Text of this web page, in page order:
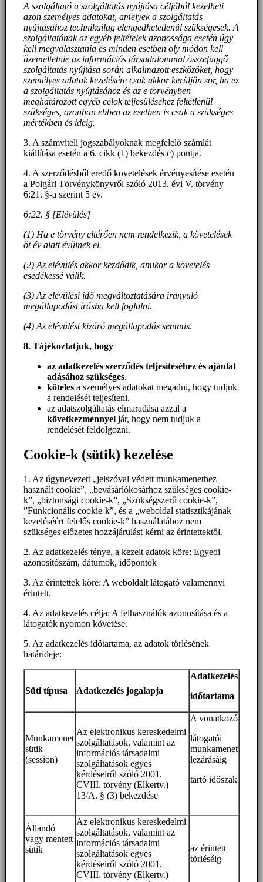
A szolgáltató a szolgáltatás nyújtása céljából kezelheti
azon személyes adatokat, amelyek a szolgáltatás
nyújtásához technikailag elengedhetetlenül szükségesek. A
szolgáltatónak az egyéb feltételek azonossága esetén úgy
kell megválasztania és minden esetben oly módon kell
üzemeltetnie az információs társadalommal összefüggő
szolgáltatás nyújtása során alkalmazott eszközöket, hogy
személyes adatok kezelésére csak akkor kerüljön sor, ha ez
a szolgáltatás nyújtásához és az e törvényben
meghatározott egyéb célok teljesüléséhez feltétlenül
szükséges, azonban ebben az esetben is csak a szükséges
mértékben és ideig.
3. A számviteli jogszabályoknak megfelelő számlát
kiállítása esetén a 6. cikk (1) bekezdés c) pontja.
4. A szerződésből eredő követelések érvényesítése esetén
a Polgári Törvénykönyvről szóló 2013. évi V. törvény
6:21. §-a szerint 5 év.
6:22. § [Elévülés]
(1) Ha e törvény eltérően nem rendelkezik, a követelések
öt év alatt évülnek el.
(2) Az elévülés akkor kezdődik, amikor a követelés
esedékessé válik.
(3) Az elévülési idő megváltoztatására irányuló
megállapodást írásba kell foglalni.
(4) Az elévülést kizáró megállapodás semmis.
8. Tájékoztatjuk, hogy
az adatkezelés szerződés teljesítéséhez és ajánlat
adásához szükséges.
köteles a személyes adatokat megadni, hogy tudjuk
a rendelését teljesíteni.
az adatszolgáltatás elmaradása azzal a
következménnyel jár, hogy nem tudjuk a
rendelését feldolgozni.
Cookie-k (sütik) kezelése
1. Az úgynevezett „jelszóval védett munkamenethez
használt cookie”, „bevásárlókosárhoz szükséges cookie-
k”, „biztonsági cookie-k”, „Szükségszerű cookie-k”,
”Funkcionális cookie-k”, és a „weboldal statisztikájának
kezeléséért felelős cookie-k” használatához nem
szükséges előzetes hozzájárulást kérni az érintettektől.
2. Az adatkezelés ténye, a kezelt adatok köre: Egyedi
azonosítószám, dátumok, időpontok
3. Az érintettek köre: A weboldalt látogató valamennyi
érintett.
4. Az adatkezelés célja: A felhasználók azonosítása és a
látogatók nyomon követése.
5. Az adatkezelés időtartama, az adatok törlésének
határideje:
Süti típusa Adatkezelés jogalapja
Adatkezelés
időtartama
Munkamenet
sütik
(session)
Az elektronikus kereskedelmi
szolgáltatások, valamint az
információs társadalmi
szolgáltatások egyes
kérdéseiről szóló 2001.
CVIII. törvény (Elkertv.)
13/A. § (3) bekezdése
A vonatkozó
látogatói
munkamenet
lezárásáig
tartó időszak
Állandó
vagy mentett
sütik
Az elektronikus kereskedelmi
szolgáltatások, valamint az
információs társadalmi
szolgáltatások egyes
kérdéseiről szóló 2001.
CVIII. törvény (Elkertv.)
az érintett
törléséig